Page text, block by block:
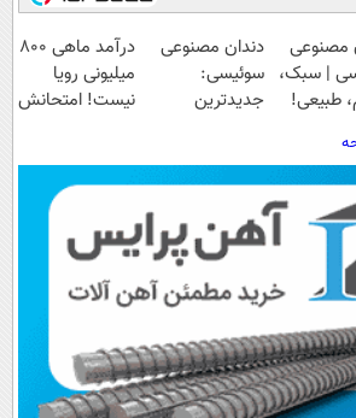
مصنوعی
| سبک،
طبیعی!
دندان مصنوعی
سوئیسی:
جدیدترین
پرداخت قسطی
درآمد ماهی 800
میلیونی رویا
نیست! امتحانش